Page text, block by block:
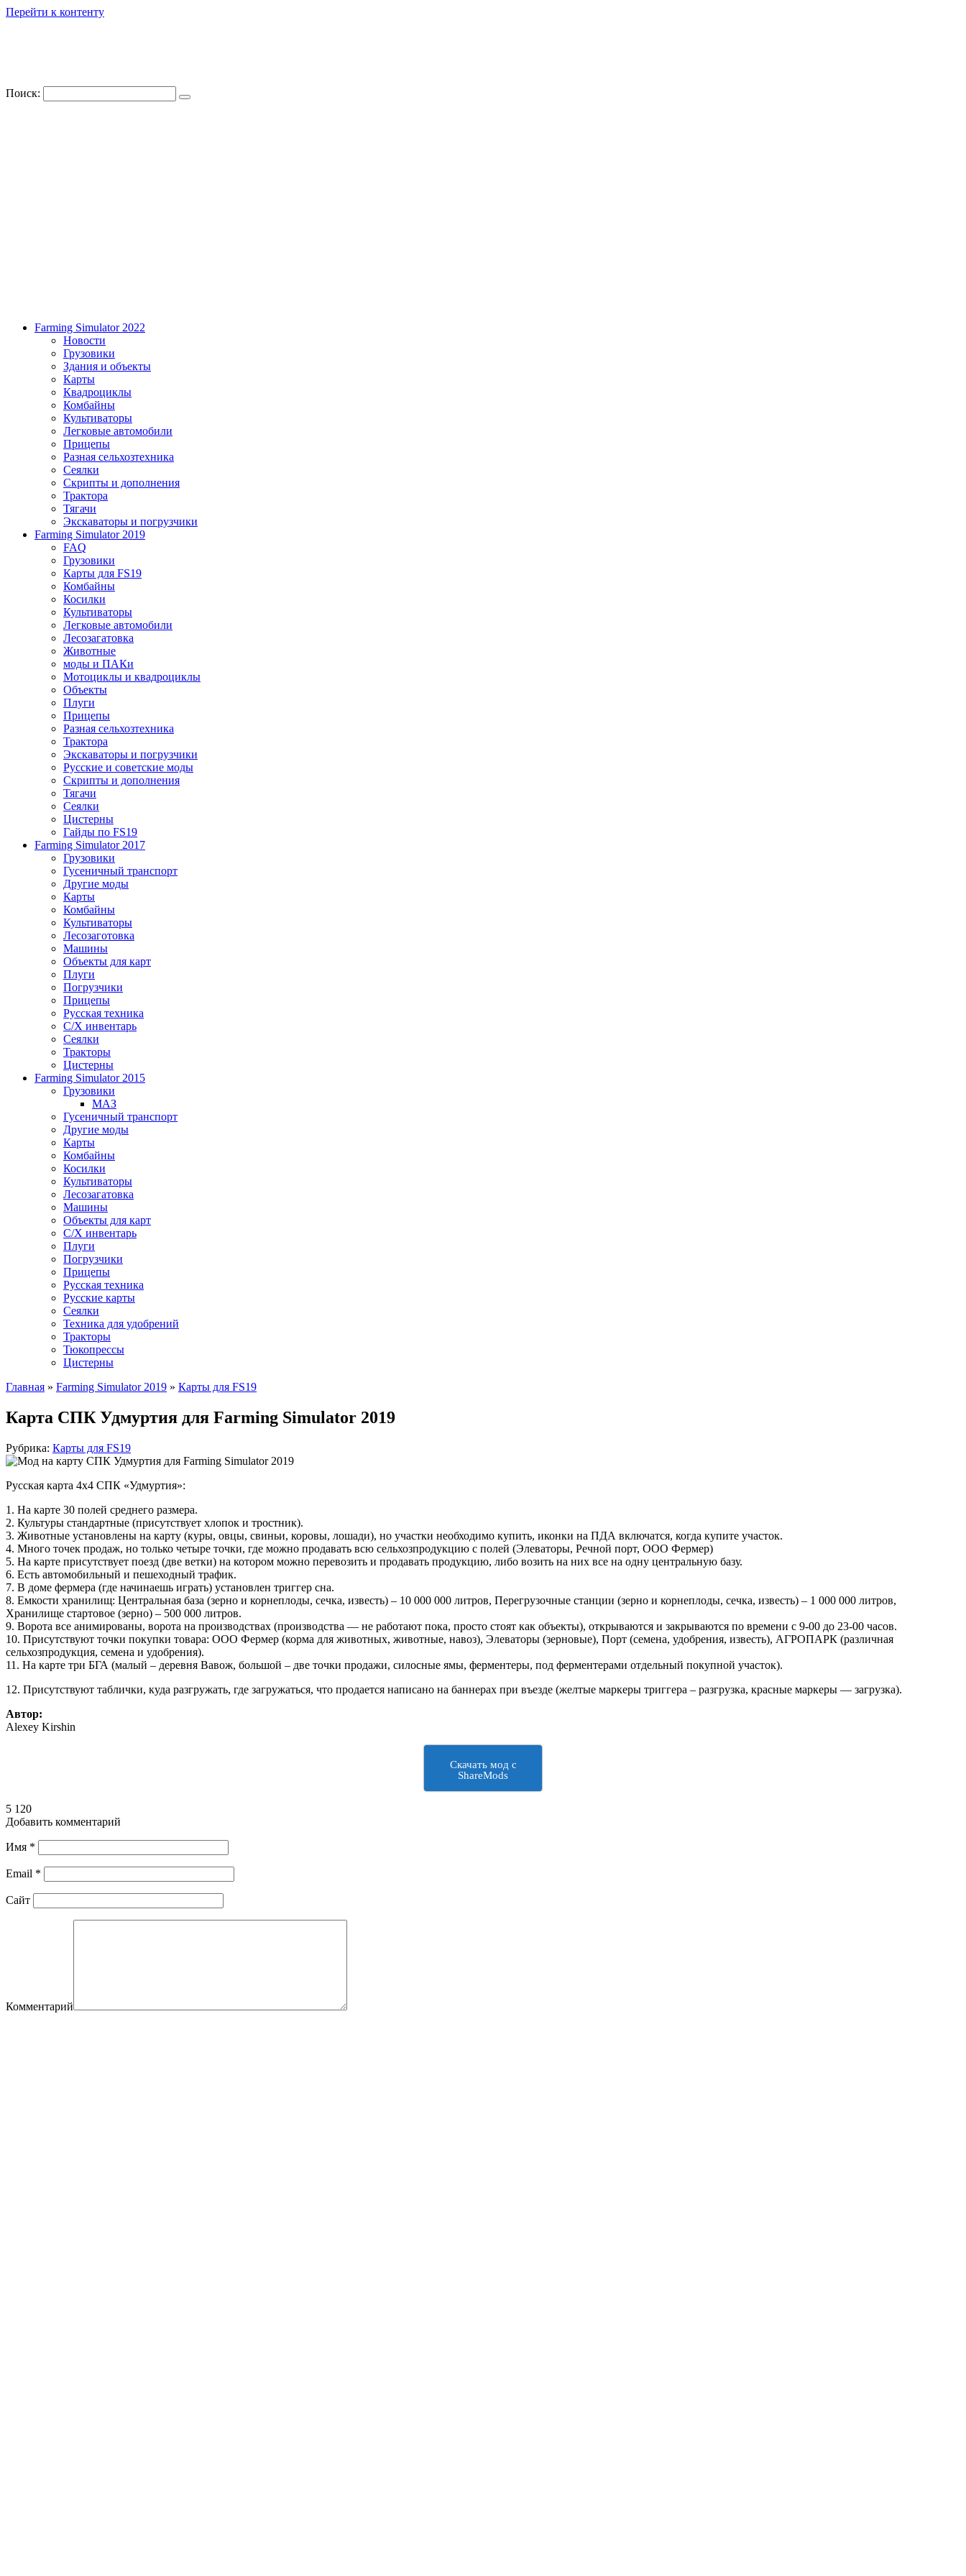
Перейти к контенту
Поиск:
Farming Simulator 2022
Новости
Грузовики
Здания и объекты
Карты
Квадроциклы
Комбайны
Культиваторы
Легковые автомобили
Прицепы
Разная сельхозтехника
Сеялки
Скрипты и дополнения
Трактора
Тягачи
Экскаваторы и погрузчики
Farming Simulator 2019
FAQ
Грузовики
Карты для FS19
Комбайны
Косилки
Культиваторы
Легковые автомобили
Лесозагатовка
Животные
моды и ПАКи
Мотоциклы и квадроциклы
Объекты
Плуги
Прицепы
Разная сельхозтехника
Трактора
Экскаваторы и погрузчики
Русские и советские моды
Скрипты и дополнения
Тягачи
Сеялки
Цистерны
Гайды по FS19
Farming Simulator 2017
Грузовики
Гусеничный транспорт
Другие моды
Карты
Комбайны
Культиваторы
Лесозаготовка
Машины
Объекты для карт
Плуги
Погрузчики
Прицепы
Русская техника
С/Х инвентарь
Сеялки
Тракторы
Цистерны
Farming Simulator 2015
Грузовики
МАЗ
Гусеничный транспорт
Другие моды
Карты
Комбайны
Косилки
Культиваторы
Лесозагатовка
Машины
Объекты для карт
С/Х инвентарь
Плуги
Погрузчики
Прицепы
Русская техника
Русские карты
Сеялки
Техника для удобрений
Тракторы
Тюкопрессы
Цистерны
Главная » Farming Simulator 2019 » Карты для FS19
Карта СПК Удмуртия для Farming Simulator 2019
Рубрика: Карты для FS19
Русская карта 4х4 СПК «Удмуртия»:
1. На карте 30 полей среднего размера.
2. Культуры стандартные (присутствует хлопок и тростник).
3. Животные установлены на карту (куры, овцы, свиньи, коровы, лошади), но участки необходимо купить, иконки на ПДА включатся, когда купите участок.
4. Много точек продаж, но только четыре точки, где можно продавать всю сельхозпродукцию с полей (Элеваторы, Речной порт, ООО Фермер)
5. На карте присутствует поезд (две ветки) на котором можно перевозить и продавать продукцию, либо возить на них все на одну центральную базу.
6. Есть автомобильный и пешеходный трафик.
7. В доме фермера (где начинаешь играть) установлен триггер сна.
8. Емкости хранилищ: Центральная база (зерно и корнеплоды, сечка, известь) – 10 000 000 литров, Перегрузочные станции (зерно и корнеплоды, сечка, известь) – 1 000 000 литров,
Хранилище стартовое (зерно) – 500 000 литров.
9. Ворота все анимированы, ворота на производствах (производства — не работают пока, просто стоят как объекты), открываются и закрываются по времени с 9-00 до 23-00 часов.
10. Присутствуют точки покупки товара: ООО Фермер (корма для животных, животные, навоз), Элеваторы (зерновые), Порт (семена, удобрения, известь), АГРОПАРК (различная
сельхозпродукция, семена и удобрения).
11. На карте три БГА (малый – деревня Вавож, большой – две точки продажи, силосные ямы, ферментеры, под ферментерами отдельный покупной участок).
12. Присутствуют таблички, куда разгружать, где загружаться, что продается написано на баннерах при въезде (желтые маркеры триггера – разгрузка, красные маркеры — загрузка).
Автор:
Alexey Kirshin
Скачать мод с
ShareMods
5 120
Добавить комментарий
Имя *
Email *
Сайт
Комментарий